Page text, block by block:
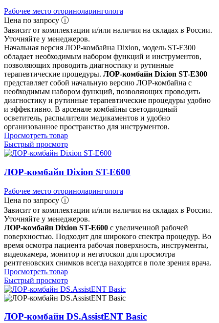
Рабочее место оториноларинголога
Цена по запросу ⓘ
Зависит от комплектации и/или наличия на складах в России.
Уточняйте у менеджеров.
Начальная версия ЛОР-комбайна Dixion, модель ST-E300
обладает необходимым набором функций и инструментов,
позволяющих проводить диагностику и рутинные
терапевтические процедуры. ЛОР-комбайн Dixion ST-E300
представляет собой начальную версию ЛОР-комбайна с
необходимым набором функций, позволяющих проводить
диагностику и рутинные терапевтические процедуры удобно
и эффективно. В арсенале комбайны светодиодный
осветитель, распылители медикаментов и удобно
организованное пространство для инструментов.
Просмотреть товар
Быстрый просмотр
ЛОР-комбайн Dixion ST-E600
Рабочее место оториноларинголога
Цена по запросу ⓘ
Зависит от комплектации и/или наличия на складах в России.
Уточняйте у менеджеров.
ЛОР-комбайн Dixion ST-E600 с увеличенной рабочей
поверхностью. Подходит для широкого спектра процедур. Во
время осмотра пациента рабочая поверхность, инструменты,
видеокамера, монитор и негатоскоп для просмотра
рентгеновских снимков всегда находятся в поле зрения врача.
Просмотреть товар
Быстрый просмотр
ЛОР-комбайн DS.AssistENT Basic